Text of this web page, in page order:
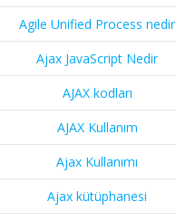
Agile Unified Process nedir
Ajax JavaScript Nedir
AJAX kodları
AJAX Kullanım
Ajax Kullanımı
Ajax kütüphanesi